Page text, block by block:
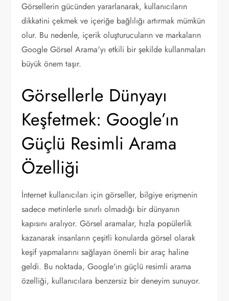
Görsellerin gücünden yararlanarak, kullanıcıların
dikkatini çekmek ve içeriğe bağlılığı artırmak mümkün
olur. Bu nedenle, içerik oluşturucuların ve markaların
Google Görsel Arama'yı etkili bir şekilde kullanmaları
büyük önem taşır.
Görsellerle Dünyayı
Keşfetmek: Google’ın
Güçlü Resimli Arama
Özelliği
İnternet kullanıcıları için görseller, bilgiye erişmenin
sadece metinlerle sınırlı olmadığı bir dünyanın
kapısını aralıyor. Görsel aramalar, hızla popülerlik
kazanarak insanların çeşitli konularda görsel olarak
keşif yapmalarını sağlayan önemli bir araç haline
geldi. Bu noktada, Google'ın güçlü resimli arama
özelliği, kullanıcılara benzersiz bir deneyim sunuyor.